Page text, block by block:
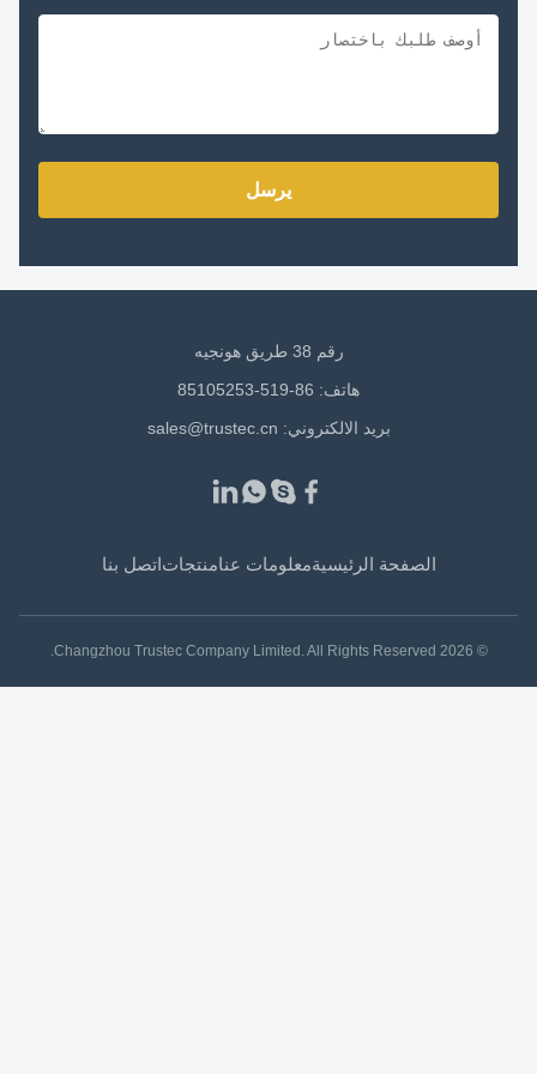
يرسل
هاتف: 86-519-85105253
بريد الالكتروني: sales@trustec.cn
الصفحة الرئيسيةمعلومات عنامنتجاتاتصل بنا